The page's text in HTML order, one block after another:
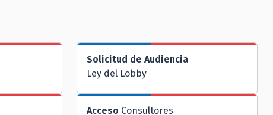
Solicitud de Audiencia
Ley del Lobby
Acceso Consultores